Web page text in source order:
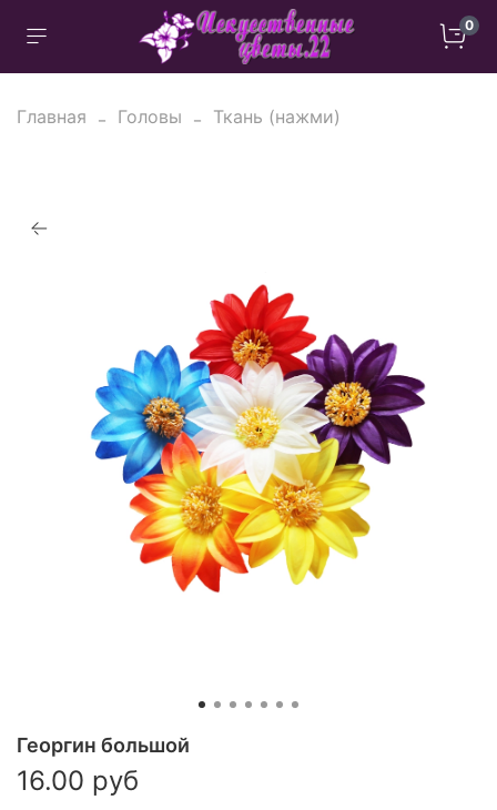
0
Главная Головы Ткань (нажми)
Георгин большой
16.00 руб